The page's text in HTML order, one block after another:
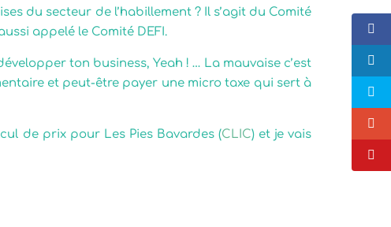
du secteur de l’habillement ? Il s’agit du Comité
appelé le Comité DEFI.
ton business, Yeah ! … La mauvaise c’est
et peut-être payer une micro taxe qui sert à
de prix pour Les Pies Bavardes (CLIC) et je vais